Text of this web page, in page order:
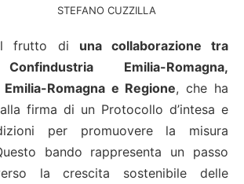
STEFANO CUZZILLA
il frutto di una collaborazione tra
Emilia-Romagna,
Romagna e Regione, che ha
firma di un Protocollo d’intesa e
per promuovere la misura
bando rappresenta un passo
la crescita sostenibile delle